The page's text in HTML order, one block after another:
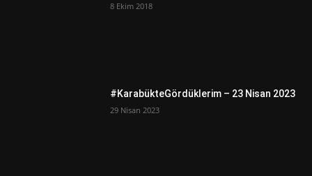
8 Ekim 2018
#KarabükteGördüklerim – 23 Nisan 2023
29 Nisan 2023